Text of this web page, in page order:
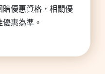
優惠資格，相關優
惠為準。